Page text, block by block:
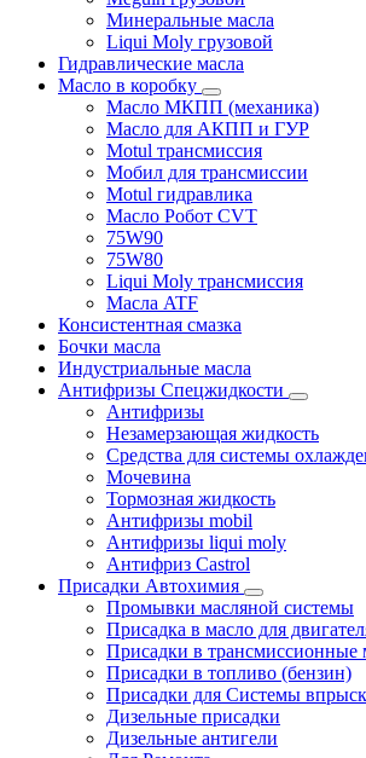
Минеральные масла
Liqui Moly грузовой
Гидравлические масла
Масло в коробку
Масло МКПП (механика)
Масло для АКПП и ГУР
Motul трансмиссия
Мобил для трансмиссии
Motul гидравлика
Масло Робот CVT
75W90
75W80
Liqui Moly трансмиссия
Масла ATF
Консистентная смазка
Бочки масла
Индустриальные масла
Антифризы Спецжидкости
Антифризы
Незамерзающая жидкость
Средства для системы
Мочевина
Тормозная жидкость
Антифризы mobil
Антифризы liqui moly
Антифриз Castrol
Присадки Автохимия
Промывки масляной системы
Присадка в масло для
Присадки в трансмиссионные
Присадки в топливо (бензин)
Присадки для Системы
Дизельные присадки
Дизельные антигели